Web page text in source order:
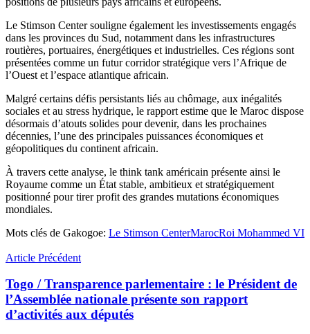
Le Stimson Center souligne également les investissements engagés
dans les provinces du Sud, notamment dans les infrastructures
routières, portuaires, énergétiques et industrielles. Ces régions sont
présentées comme un futur corridor stratégique vers l’Afrique de
l’Ouest et l’espace atlantique africain.
Malgré certains défis persistants liés au chômage, aux inégalités
sociales et au stress hydrique, le rapport estime que le Maroc dispose
désormais d’atouts solides pour devenir, dans les prochaines
décennies, l’une des principales puissances économiques et
géopolitiques du continent africain.
À travers cette analyse, le think tank américain présente ainsi le
Royaume comme un État stable, ambitieux et stratégiquement
positionné pour tirer profit des grandes mutations économiques
mondiales.
Mots clés de Gakogoe: Le Stimson CenterMarocRoi Mohammed VI
Article Précédent
Togo / Transparence parlementaire : le Président de
l’Assemblée nationale présente son rapport
d’activités aux députés